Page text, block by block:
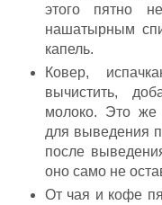
этого пятно
нашатырным
капель.
Ковер,
вычистить,
молоко. Это же
для выведения
после
оно само не
От чая и кофе